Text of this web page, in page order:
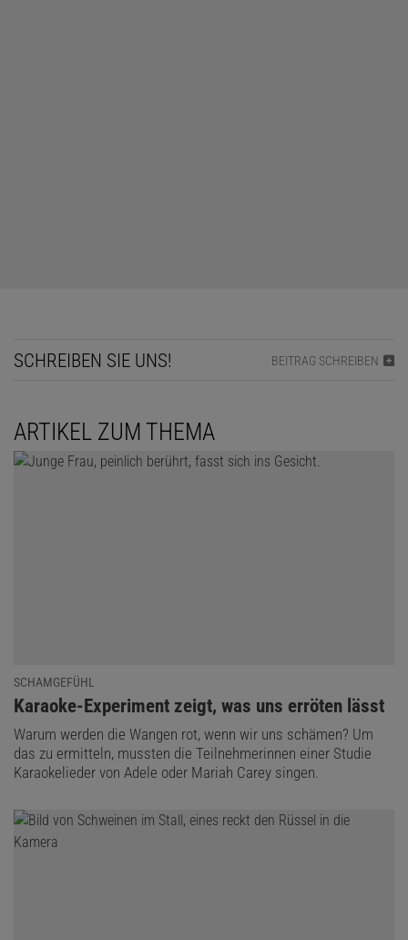
SCHREIBEN SIE UNS! BEITRAG SCHREIBEN
ARTIKEL ZUM THEMA
SCHAMGEFÜHL
:
Karaoke-Experiment zeigt, was uns erröten lässt
Warum werden die Wangen rot, wenn wir uns schämen? Um
das zu ermitteln, mussten die Teilnehmerinnen einer Studie
Karaokelieder von Adele oder Mariah Carey singen.